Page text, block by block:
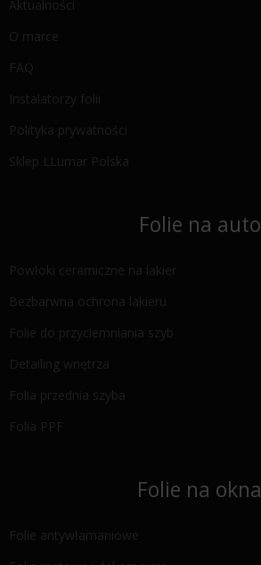
Aktualności
O marce
FAQ
Instalatorzy folii
Polityka prywatności
Sklep LLumar Polska
Folie na auto
Powłoki ceramiczne na lakier
Bezbarwna ochrona lakieru
Folie do przyciemniania szyb
Detailing wnętrza
Folia przednia szyba
Folia PPF
Folie na okna
Folie antywłamaniowe